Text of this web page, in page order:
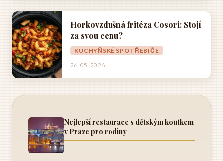
Horkovzdušná fritéza Cosori: Stojí
za svou cenu?
KUCHYŇSKÉ SPOTŘEBIČE
26. 05. 2026
Nejlepší restaurace s dětským koutkem
v Praze pro rodiny